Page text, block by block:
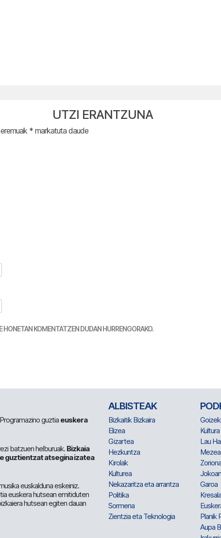
UTZI ERANTZUNA
* markatuta daude
HONETAN KOMENTATZEN DUDAN HURRENGORAKO.
guztia euskera
batzuen helburuak. Bizkaia
guztientzat atsegina izatea
euskalduna eskeiniz.
euskera hutsean emitiduten
hutsean egiten dauan
ALBISTEAK
Bizkaitik Bizkaira
Elizea
Gizartea
Hezkuntza
Kirolak
Kulturea
Nekazaritza eta arrantza
Politika
Sormena
Zientzia eta Teknologia
Kultura
Lau
Mezea
Jokoan
Garoa
Kresala
Planik
Aupa